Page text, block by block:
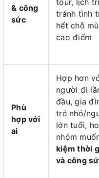
& công
sức
tránh tình
hết chỗ
cao điểm
Phù
hợp với
ai
Hợp hơn
người đi
đầu, gia
trẻ nhỏ/
lớn tuổi,
nhóm
kiệm thời
và công